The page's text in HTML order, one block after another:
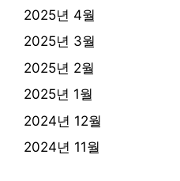
2025년 4월
2025년 3월
2025년 2월
2025년 1월
2024년 12월
2024년 11월